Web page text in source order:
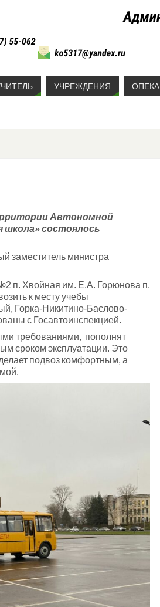
УЧРЕЖДЕНИЯ ОПЕКА
Автономной
школа»состоялось
заместитель министра
п. Хвойная им. Е.А. Горюнова п.
к месту учебы
Горка-Никитино-Баслово-
с Госавтоинспекцией.
требованиями, пополнят
сроком эксплуатации. Это
подвоз комфортным, а